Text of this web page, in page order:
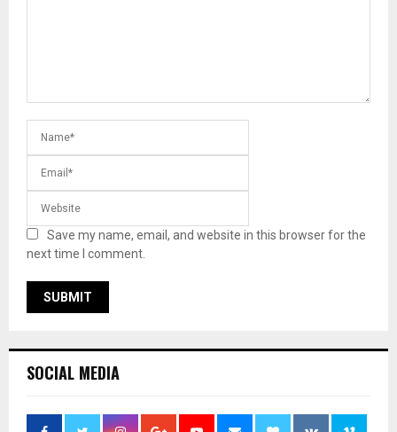
Save my name, email, and website in this browser for the
next time I comment.
SOCIAL MEDIA